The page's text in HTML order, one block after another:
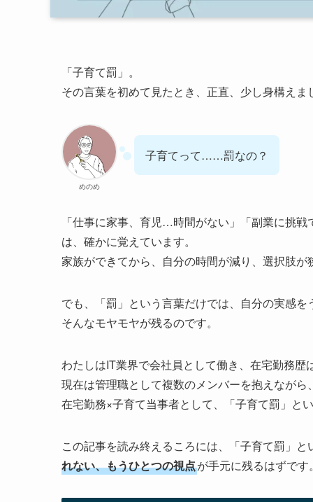
「子育て罰」。
その言葉を初めて見たとき、正直、少し身構えま
めのめ
子育てって……罰なの？
「仕事に家事、育児…時間がない」「副業に挑
は、確かに覚えています。
家族ができてから、自分の時間が減り、選択肢が
でも、「罰」という言葉だけでは、自分の実感を
そんなモヤモヤが残るのです。
わたしはIT業界で会社員として働き、在宅勤務歴
現在は管理職として複数のメンバーを抱えなが
在宅勤務×子育て当事者として、「子育て罰」と
この記事を読み終えるころには、「子育て罰」
れない、もうひとつの視点が手元に残るはずです